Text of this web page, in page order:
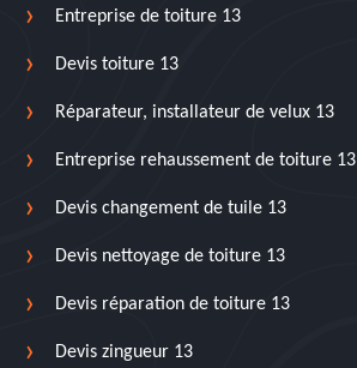
Entreprise de toiture 13
Devis toiture 13
Réparateur, installateur de velux 13
Entreprise rehaussement de toiture 13
Devis changement de tuile 13
Devis nettoyage de toiture 13
Devis réparation de toiture 13
Devis zingueur 13